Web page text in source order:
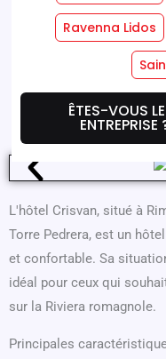
Ravenna Lidos
ÊTES-VOUS
Services Hôteliers
Où Nous
L'hôtel Crisvan, situé à
Torre Pedrera, est un
et confortable. Sa
idéal pour ceux qui
sur la Riviera romagnole.
Principales